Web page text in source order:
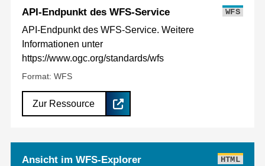
API-Endpunkt des WFS-Service WFS
API-Endpunkt des WFS-Service. Weitere
Informationen unter
https://www.ogc.org/standards/wfs
Format: WFS
Zur Ressource
Ansicht im WFS-Explorer HTML